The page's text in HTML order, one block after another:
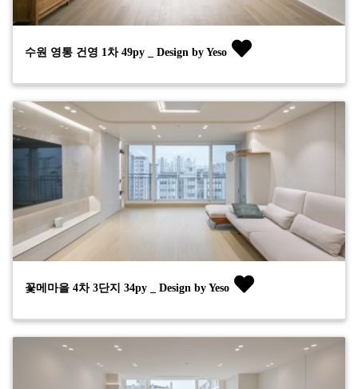
수원 영통 건영 1차 49py _ Design by Yeso
꽃메마을 4차 3단지 34py _ Design by Yeso